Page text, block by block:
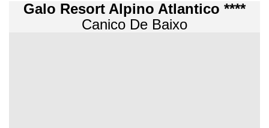
Galo Resort Alpino Atlantico ****
Canico De Baixo